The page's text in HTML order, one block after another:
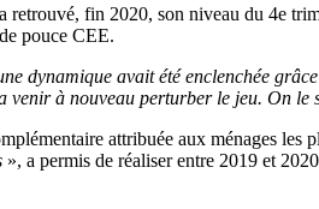
retrouvé, fin 2020, son niveau du 4e
pouce CEE.
dynamique avait été enclenchée
à nouveau perturber le jeu. On le
attribuée aux ménages
», a permis de réaliser entre 2019 et